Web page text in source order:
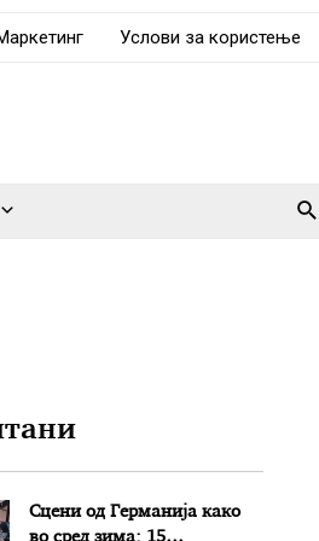
Услови за користење
Сцени од Германија како
во сред зима: 15